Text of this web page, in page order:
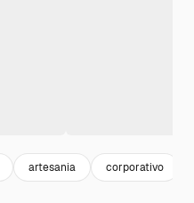
artesania corporativo